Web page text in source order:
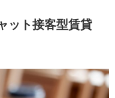
ット接客型賃貸